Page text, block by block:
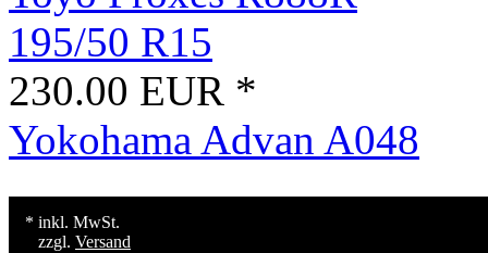
195/50 R15
230.00 EUR *
Yokohama Advan A048
* inkl. MwSt.
zzgl. Versand